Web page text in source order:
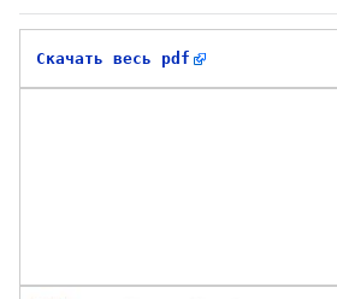
Скачать весь pdf